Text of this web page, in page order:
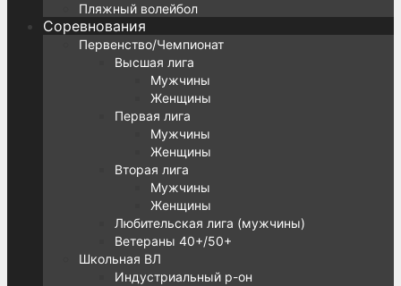
Пляжный волейбол
Соревнования
Первенство/Чемпионат
Высшая лига
Мужчины
Женщины
Первая лига
Мужчины
Женщины
Вторая лига
Мужчины
Женщины
Любительская лига (мужчины)
Ветераны 40+/50+
Школьная ВЛ
Индустриальный р-он